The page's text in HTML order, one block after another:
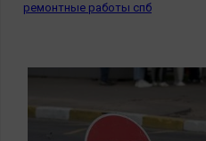
ремонтные работы спб